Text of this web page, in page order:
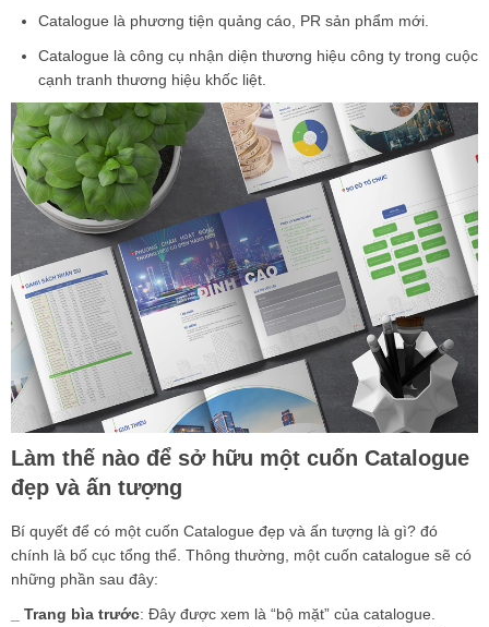
Catalogue là phương tiện quảng cáo, PR sản phẩm mới.
Catalogue là công cụ nhận diện thương hiệu công ty trong cuộc
cạnh tranh thương hiệu khốc liệt.
Làm thế nào để sở hữu một cuốn Catalogue
đẹp và ấn tượng
Bí quyết để có một cuốn Catalogue đẹp và ấn tượng là gì? đó
chính là bố cục tổng thể. Thông thường, một cuốn catalogue sẽ có
những phần sau đây:
_ Trang bìa trước: Đây được xem là “bộ mặt” của catalogue.